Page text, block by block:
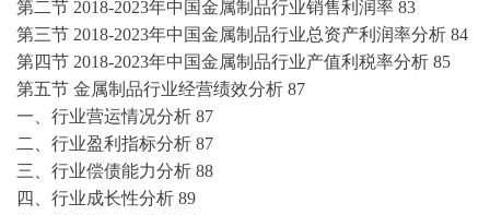
第二节 2018-2023年中国金属制品行业销售利润率 83
第三节 2018-2023年中国金属制品行业总资产利润率分析 84
第四节 2018-2023年中国金属制品行业产值利税率分析 85
第五节 金属制品行业经营绩效分析 87
一、行业营运情况分析 87
二、行业盈利指标分析 87
三、行业偿债能力分析 88
四、行业成长性分析 89